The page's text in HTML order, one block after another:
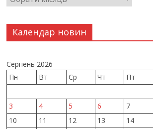
Календар новин
Серпень 2026
Пн
Вт Ср Чт Пт
3
4 5 6 7
10
11 12 13 14